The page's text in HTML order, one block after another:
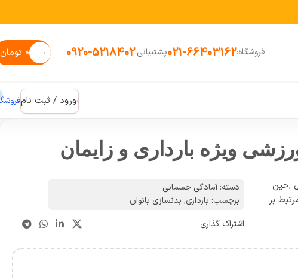
فروشگاه:021-66403162پشتیبانی:0920-5218402 ۰ تومان
ورود / ثبت نام
ویژه بارداری و زایمان
,حین
بر
دسته: آمادگی جسمانی
برچسب: بارداری, بدنسازی بانوان
اشتراک گذاری